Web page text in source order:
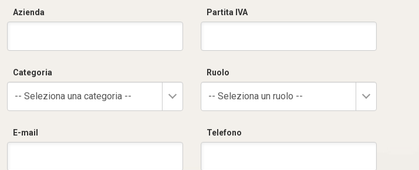
Azienda Partita IVA
Categoria
-- Seleziona una categoria --
Ruolo
-- Seleziona un ruolo --
E-mail Telefono